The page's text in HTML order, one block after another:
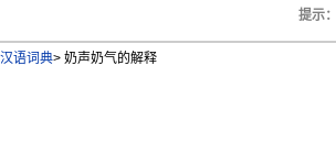
提示：
汉语词典> 奶声奶气的解释